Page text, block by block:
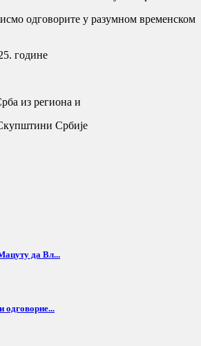
одговорите у разумном временском
године
из региона и
Србије
да Вл...
одговорне...